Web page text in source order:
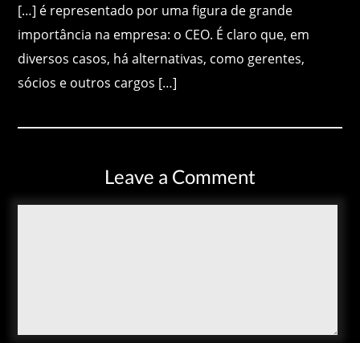
[…] é representado por uma figura de grande
importância na empresa: o CEO. É claro que, em
diversos casos, há alternativas, como gerentes,
sócios e outros cargos […]
Leave a Comment